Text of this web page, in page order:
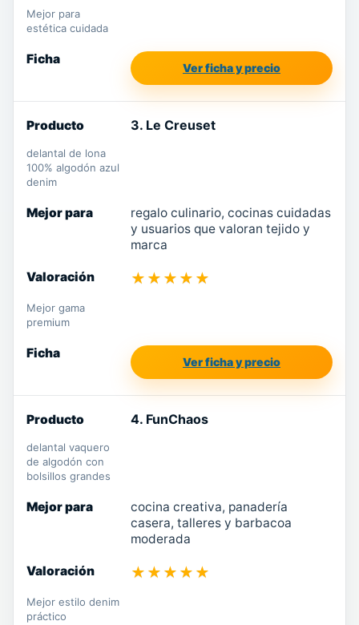
Mejor para
estética cuidada
Ver ficha y precio
3. Le Creuset
delantal de lona
100% algodón azul
denim
regalo culinario, cocinas cuidadas
y usuarios que valoran tejido y
marca
★★★★★
Mejor gama
premium
Ver ficha y precio
4. FunChaos
delantal vaquero
de algodón con
bolsillos grandes
cocina creativa, panadería
casera, talleres y barbacoa
moderada
★★★★★
Mejor estilo denim
práctico